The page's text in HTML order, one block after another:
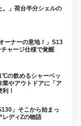
。」荷台半分シェルの
ーナーの意地！」S13
ャージ仕様で覚醒
の飲めるシャーベッ
業やアウトドアに「ア
！
」そこから始まっ
レディZの物語